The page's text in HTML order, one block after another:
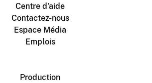
Centre d'aide
Contactez-nous
Espace Média
Emplois
Production